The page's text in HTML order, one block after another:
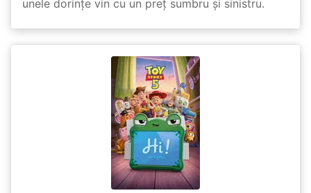
unele dorințe vin cu un preț sumbru și sinistru.